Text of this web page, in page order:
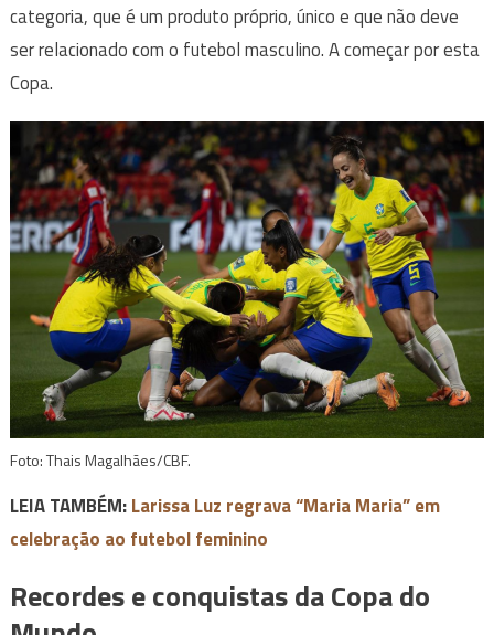
categoria, que é um produto próprio, único e que não deve
ser relacionado com o futebol masculino. A começar por esta
Copa.
Foto: Thais Magalhães/CBF.
LEIA TAMBÉM:Larissa Luz regrava “Maria Maria” em
celebração ao futebol feminino
Recordes e conquistas da Copa do